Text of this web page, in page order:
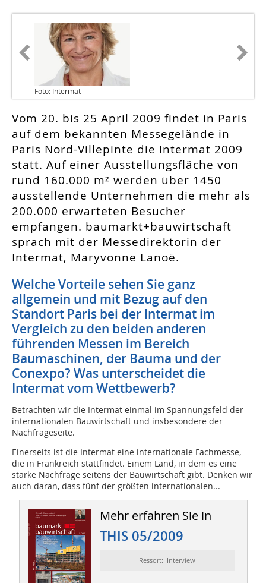
Foto: Intermat
Vom 20. bis 25 April 2009 findet in Paris
auf dem bekannten Messegelände in
Paris Nord-Villepinte die Intermat 2009
statt. Auf einer Ausstellungsfläche von
rund 160.000 m² werden über 1450
ausstellende Unternehmen die mehr als
200.000 erwarteten Besucher
empfangen. baumarkt+bauwirtschaft
sprach mit der Messedirektorin der
Intermat, Maryvonne Lanoë.
Welche Vorteile sehen Sie ganz
allgemein und mit Bezug auf den
Standort Paris bei der Intermat im
Vergleich zu den beiden anderen
führenden Messen im Bereich
Baumaschinen, der Bauma und der
Conexpo? Was unterscheidet die
Intermat vom Wettbewerb?
Betrachten wir die Intermat einmal im Spannungsfeld der
internationalen Bauwirtschaft und insbesondere der
Nachfrageseite.
Einerseits ist die Intermat eine internationale Fachmesse,
die in Frankreich stattfindet. Einem Land, in dem es eine
starke Nachfrage seitens der Bauwirtschaft gibt. Denken wir
auch daran, dass fünf der größten internationalen...
Mehr erfahren Sie in
THIS 05/2009
Ressort: Interview